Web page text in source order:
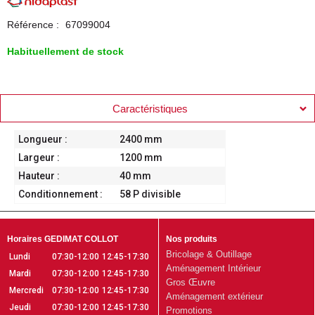
Référence : 67099004
Habituellement de stock
Caractéristiques
Longueur :
2400 mm
Largeur :
1200 mm
Hauteur :
40 mm
Conditionnement :
58 P divisible
Horaires GEDIMAT COLLOT
Lundi
07:30-12:00 12:45-17:30
Mardi
07:30-12:00 12:45-17:30
Mercredi
07:30-12:00 12:45-17:30
Jeudi
07:30-12:00 12:45-17:30
Nos produits
Bricolage & Outillage
Aménagement Intérieur
Gros Œuvre
Aménagement extérieur
Promotions